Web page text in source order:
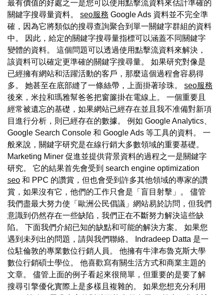
最有價值的好處之一是您可以使用點擊流資料來估計準確的
關鍵字搜尋量資料。 seo服務 Google Ads 資料並不完全準
確，因為它將類似的搜尋查詢聚合到單一關鍵字群組的資料
中。 因此，給定的關鍵字搜尋量指標可以涵蓋不同關鍵字
變體的資料。 這個問題可以透過使用點擊流資料來解決，
該資料可以確定更準確的關鍵字搜尋量。 如果研究對像是
已經擁有網站和活躍活動的客戶，那麼這個過程會容易得
多。 她甚至在底部縫了一條絲帶，上面掛著珍珠。 seo服務
後來，米拉和瑪雅幫爸爸把窗簾掛在電線上。 一個重要且
經常被遺忘的基礎，如果網站已經存在並且我不准備對新項
目進行分析，則已經存在的數據。 例如 Google Analytics、
Google Search Console 和 Google Ads 等工具的資料。 一
般來說，關鍵字研究是在線行銷大多數領域的重要基礎。
Marketing Miner 促進並提供背景資料的過程之一是關鍵字
研究。 它的結果首先會受到 search engine optimization
seo 和 PPC 的讚賞，但也會受到許多其他領域的專家的讚
賞，如果沒有它，他們的工作只會是「盲目射擊」。 儘管
我們盡最大努力使「歐洲公民倡議」網站易於訪問，但我們
意識到仍然存在一些缺陷，我們正在不斷努力解決這些缺
陷。 下面我們介紹已知的缺點和可能的解決方案。 如果您
遇到未列出的問題，請與我們聯絡。 Indradeep Datta 是一
位駐倫敦的專業數位行銷人員。 他擁有牛津布魯克斯大學
數位行銷碩士學位。 他喜歡寫有關生活方式和商業主題的
文章。 儘管上面的例子看起來很簡單，但重要的是要了解
搜尋引擎優化實際上是多樣且複雜的。 如果您想充分利用